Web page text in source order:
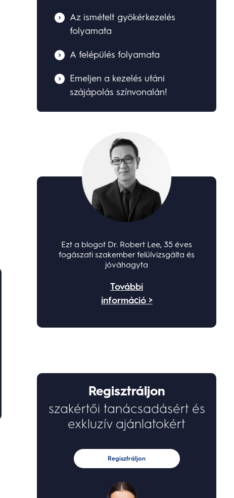
Az ismételt gyökérkezelés
folyamata
A felépülés folyamata
Emeljen a kezelés utáni
szájápolás színvonalán!
Ezt a blogot Dr. Robert Lee, 35 éves
fogászati szakember felülvizsgálta és
jóváhagyta
További
információ >
Regisztráljon
szakértői tanácsadásért és
exkluzív ajánlatokért
Regisztráljon